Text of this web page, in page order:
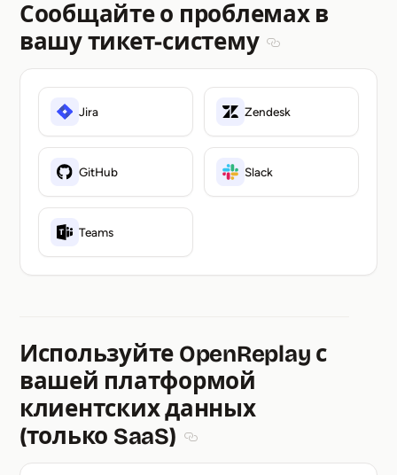
Сообщайте о проблемах в
вашу тикет-систему
Jira Zendesk
GitHub Slack
Teams
Используйте OpenReplay с
вашей платформой
клиентских данных
(только SaaS)